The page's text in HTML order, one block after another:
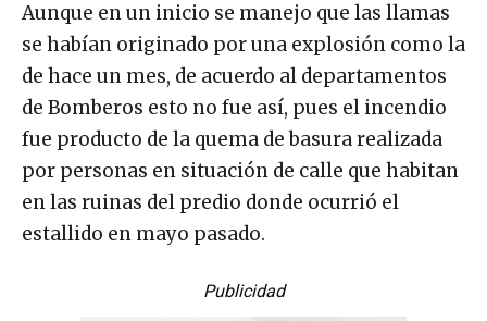
Aunque en un inicio se manejo que las llamas
se habían originado por una explosión como la
de hace un mes, de acuerdo al departamentos
de Bomberos esto no fue así, pues el incendio
fue producto de la quema de basura realizada
por personas en situación de calle que habitan
en las ruinas del predio donde ocurrió el
estallido en mayo pasado.
Publicidad